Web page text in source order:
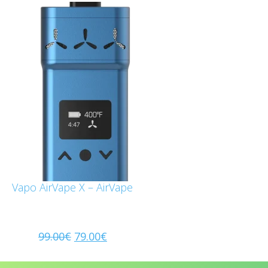
Vapo AirVape X – AirVape
99.00€ 79.00€